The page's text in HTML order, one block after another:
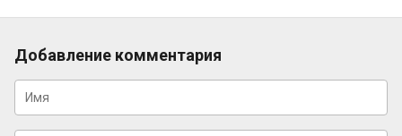
Добавление комментария